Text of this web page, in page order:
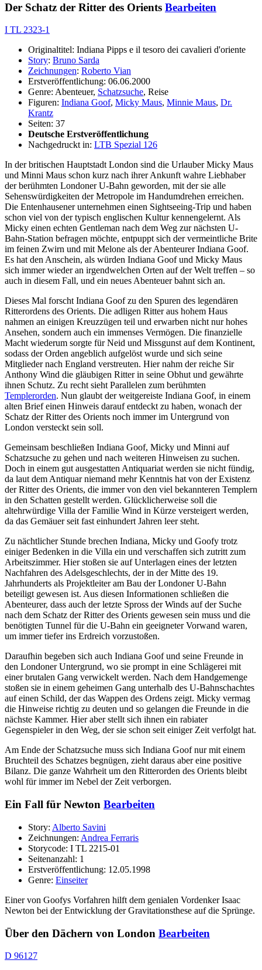
Der Schatz der Ritter des Orients Bearbeiten
I TL 2323-1
Originaltitel: Indiana Pipps e il tesoro dei cavalieri d'oriente
Story: Bruno Sarda
Zeichnungen: Roberto Vian
Erstveröffentlichung: 06.06.2000
Genre: Abenteuer, Schatzsuche, Reise
Figuren: Indiana Goof, Micky Maus, Minnie Maus, Dr.
Krantz
Seiten: 37
Deutsche Erstveröffentlichung
Nachgedruckt in: LTB Spezial 126
In der britischen Hauptstadt London sind die Urlauber Micky Maus
und Minni Maus schon kurz nach ihrer Ankunft wahre Liebhaber
der berühmten Londoner U-Bahn geworden, mit der sie alle
Sehenswürdigkeiten der Metropole im Handumdrehen erreichen.
Die Entenhausener unternehmen einen Sightseeing-Trip und haben
schon viel von der typisch englischen Kultur kennengelernt. Als
Micky einen echten Gentleman nach dem Weg zur nächsten U-
Bahn-Station befragen möchte, entpuppt sich der vermeintliche Brite
im feinen Zwirn und mit Melone als der Abenteurer Indiana Goof.
Es hat den Anschein, als würden Indiana Goof und Micky Maus
sich immer wieder an irgendwelchen Orten auf der Welt treffen – so
auch in diesem Fall, und ein neues Abenteuer bahnt sich an.
Dieses Mal forscht Indiana Goof zu den Spuren des legendären
Ritterordens des Orients. Die adligen Ritter aus hohem Haus
nahmen an einigen Kreuzzügen teil und erwarben nicht nur hohes
Ansehen, sondern auch ein immenses Vermögen. Die finanzielle
Macht wiederum sorgte für Neid und Missgunst auf dem Kontinent,
sodass der Orden angeblich aufgelöst wurde und sich seine
Mitglieder nach England verstreuten. Hier nahm der reiche Sir
Anthony Wind die gläubigen Ritter in seine Obhut und gewährte
ihnen Schutz. Zu recht sieht Parallelen zum berühmten
Templerorden. Nun glaubt der weitgereiste Indiana Goof, in einem
alten Brief einen Hinweis darauf entdeckt zu haben, wonach der
Schatz der Ritter des Orients noch immer im Untergrund von
London versteckt sein soll.
Gemeinsam beschließen Indiana Goof, Micky und Minni auf
Schatzsuche zu gehen und nach weiteren Hinweisen zu suchen.
Doch in einem gut ausgestatten Antiquariat werden sie nicht fündig,
da laut dem Antiquar niemand mehr Kenntnis hat von der Existenz
der Ritter des Orients, die immer von den viel bekannteren Templern
in den Schatten gestellt werden. Glücklicherweise soll die
altehrwürdige Villa der Familie Wind in Kürze versteigert werden,
da das Gemäuer seit fast einhundert Jahren leer steht.
Zu nächtlicher Stunde brechen Indiana, Micky und Goofy trotz
einiger Bedenken in die Villa ein und verschaffen sich zutritt zum
Arbeitszimmer. Hier stoßen sie auf Unterlagen eines der letzten
Nachfahren des Adelsgeschlechts, der in der Mitte des 19.
Jahrhunderts als Projektleiter am Bau der Londoner U-Bahn
beteiligt gewesen ist. Aus diesen Informationen schließen die
Abenteurer, dass auch der letzte Spross der Winds auf der Suche
nach dem Schatz der Ritter des Orients gewesen sein muss und die
benötigten Tunnel für die U-Bahn ein geeigneter Vorwand waren,
um immer tiefer ins Erdreich vorzustoßen.
Daraufhin begeben sich auch Indiana Goof und seine Freunde in
den Londoner Untergrund, wo sie prompt in eine Schlägerei mit
einer brutalen Gang verwickelt werden. Nach dem Handgemenge
stoßen sie in einem geheimen Gang unterhalb des U-Bahnschachtes
auf einen Schild, der das Wappen des Ordens zeigt. Micky vermag
die Hinweise richtig zu deuten und so gelangen die Freunde in die
nächste Kammer. Hier aber stellt sich ihnen ein rabiater
Gegenspieler in den Weg, der sie schon seit einiger Zeit verfolgt hat.
Am Ende der Schatzsuche muss sich Indiana Goof nur mit einem
Bruchteil des Schatzes begnügen, zieht daraus aber eine positive
Bilanz. Die ganze Wahrheit um den Ritterorden des Orients bleibt
wohl für immer im Nebel der Zeit verborgen.
Ein Fall für Newton Bearbeiten
Story: Alberto Savini
Zeichnungen: Andrea Ferraris
Storycode: I TL 2215-01
Seitenanzahl: 1
Erstveröffentlichung: 12.05.1998
Genre: Einseiter
Einer von Goofys Vorfahren hilft dem genialen Vordenker Isaac
Newton bei der Entwicklung der Gravitationsthese auf die Sprünge.
Über den Dächern von London Bearbeiten
D 96127